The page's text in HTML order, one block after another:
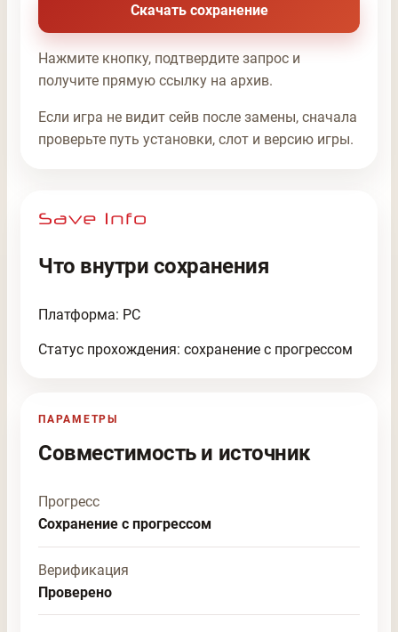
Скачать сохранение
Нажмите кнопку, подтвердите запрос и
получите прямую ссылку на архив.
Если игра не видит сейв после замены, сначала
проверьте путь установки, слот и версию игры.
Что внутри сохранения
Платформа: PC
Статус прохождения: сохранение с прогрессом
ПАРАМЕТРЫ
Совместимость и источник
Прогресс
Сохранение с прогрессом
Верификация
Проверено